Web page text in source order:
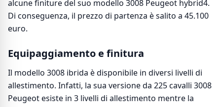
alcune finiture del suo modello 3008 Peugeot hybrid4.
Di conseguenza, il prezzo di partenza è salito a 45.100
euro.
Equipaggiamento e finitura
Il modello 3008 ibrida è disponibile in diversi livelli di
allestimento. Infatti, la sua versione da 225 cavalli 3008
Peugeot esiste in 3 livelli di allestimento mentre la